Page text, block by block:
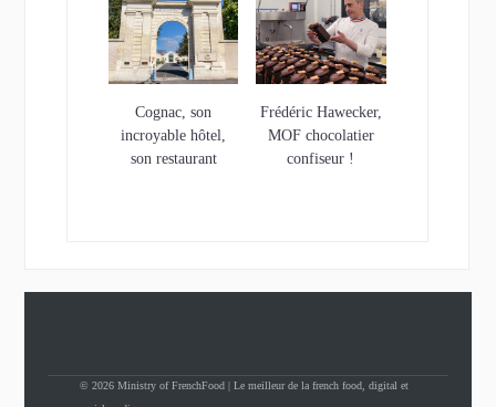
Cognac, son
incroyable hôtel,
son restaurant
Frédéric Hawecker,
MOF chocolatier
confiseur !
© 2026 Ministry of FrenchFood | Le meilleur de la french food, digital et